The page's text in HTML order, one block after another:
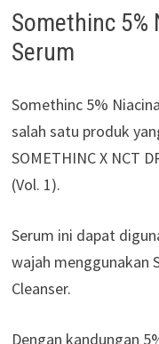
Somethinc
Serum
Somethinc 5%
salah satu produk
SOMETHINC X NCT
(Vol. 1).
Serum ini dapat
wajah menggunakan
Cleanser.
Dengan kandungan